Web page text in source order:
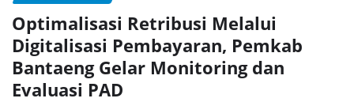
Optimalisasi Retribusi Melalui
Digitalisasi Pembayaran, Pemkab
Bantaeng Gelar Monitoring dan
Evaluasi PAD